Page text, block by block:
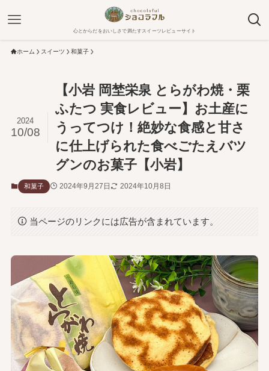
心とからだをおいしさで満たすスイーツレビューサイト
ホーム スイーツ 和菓子
【小岩 岡埜栄泉 とらがわ焼・栗
ふたつ 実食レビュー】お土産に
うってつけ！絶妙な食感と甘さ
に仕上げられた食べごたえバツ
グンのお菓子【小岩】
2024
10/08
和菓子 2024年9月27日 2024年10月8日
当ページのリンクには広告が含まれています。